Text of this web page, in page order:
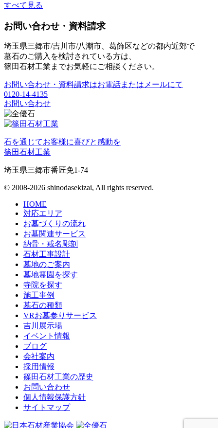
すべて見る
お問い合わせ・資料請求
埼玉県三郷市/吉川市/八潮市、葛飾区などの都内近郊で
墓石のご購入を検討されている方は、
篠田石材工業までお気軽にご相談ください。
お問い合わせ・資料請求はお電話またはメールにて
0120-14-4135
お問い合わせ
石を通じてお客様に喜びと感動を
篠田石材工業
埼玉県三郷市番匠免1-74
© 2008-2026 shinodasekizai, All rights reserved.
HOME
対応エリア
お墓づくりの流れ
お墓関連サービス
納骨・戒名彫刻
石材工事設計
墓地のご案内
墓地霊園を探す
寺院を探す
施工事例
墓石の種類
VRお墓参りサービス
吉川展示場
イベント情報
ブログ
会社案内
採用情報
篠田石材工業の歴史
お問い合わせ
個人情報保護方針
サイトマップ